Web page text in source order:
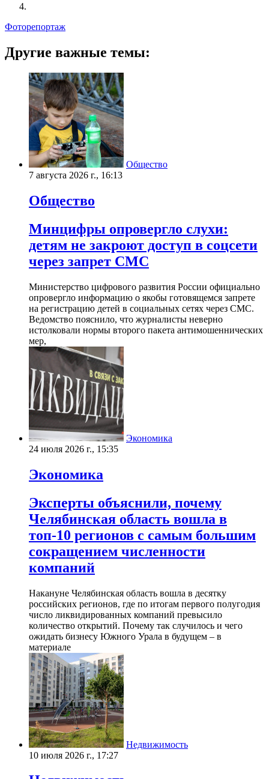
Фоторепортаж
Другие важные темы:
Общество
7 августа 2026 г., 16:13
Общество
Минцифры опровергло слухи:
детям не закроют доступ в соцсети
через запрет СМС
Министерство цифрового развития России официально
опровергло информацию о якобы готовящемся запрете
на регистрацию детей в социальных сетях через СМС.
Ведомство пояснило, что журналисты неверно
истолковали нормы второго пакета антимошеннических
мер,
Экономика
24 июля 2026 г., 15:35
Экономика
Эксперты объяснили, почему
Челябинская область вошла в
топ-10 регионов с самым большим
сокращением численности
компаний
Накануне Челябинская область вошла в десятку
российских регионов, где по итогам первого полугодия
число ликвидированных компаний превысило
количество открытий. Почему так случилось и чего
ожидать бизнесу Южного Урала в будущем – в
материале
Недвижимость
10 июля 2026 г., 17:27